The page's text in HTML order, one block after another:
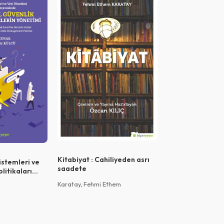
ve
Kitabiyat : Cahiliyeden asrı
saadete
Karatay, Fehmi Ethem